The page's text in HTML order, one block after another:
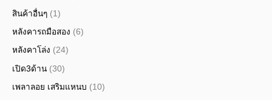
สินค้าอื่นๆ (1)
หลังคารถมือสอง (6)
หลังคาโล่ง (24)
เปิด3ด้าน (30)
เพลาลอย เสริมแหนบ (10)